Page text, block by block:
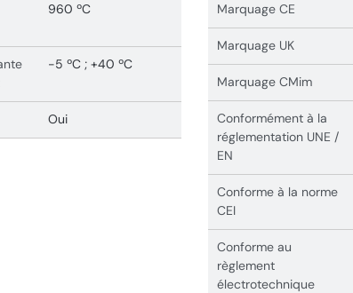
960 ºC
-5 ºC ; +40 ºC
Oui
Marquage CE
Marquage UK
Marquage CMim
Conformément à la
réglementation UNE /
EN
Conforme à la norme
CEI
Conforme au
règlement
électrotechnique